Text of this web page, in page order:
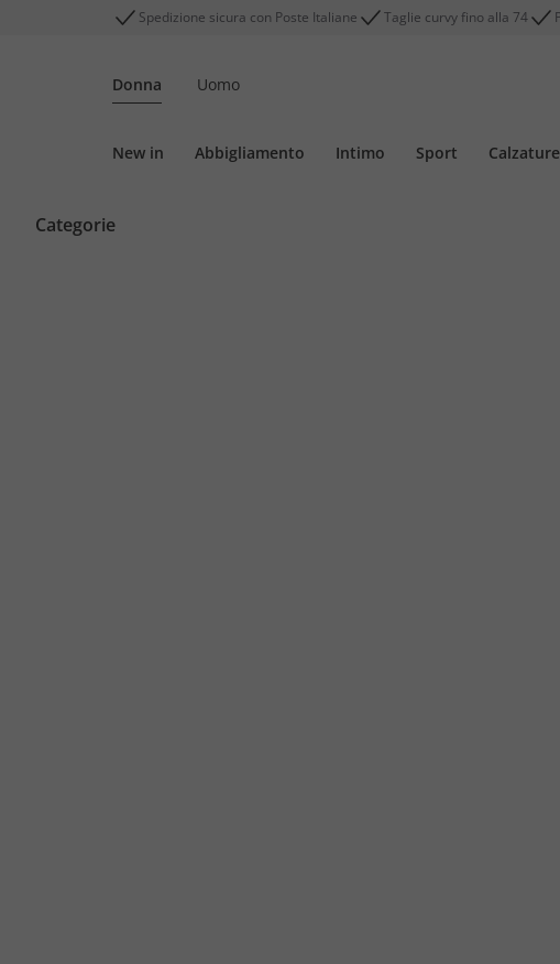
Spedizione sicura con Poste Italiane Taglie curvy fino alla 74
Donna Uomo
New in Abbigliamento Intimo Sport Calzature
Categorie